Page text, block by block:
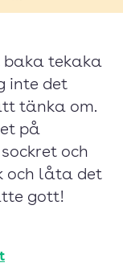
baka tekaka
inte det
tänka om.
på
och
och låta det
gott!